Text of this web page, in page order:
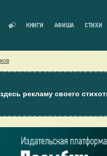
КНИГИ АФИША СТИХИ
рекламу своего